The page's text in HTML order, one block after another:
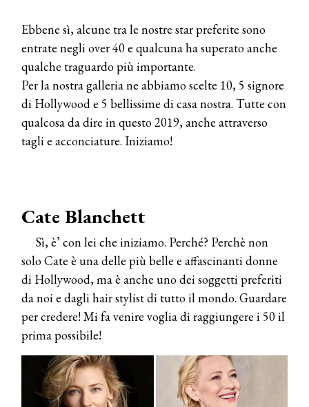
News
dalle
aziende
Ebbene sì, alcune tra le nostre star preferite sono
entrate negli over 40 e qualcuna ha superato anche
qualche traguardo più importante.
Per la nostra galleria ne abbiamo scelte 10, 5 signore
di Hollywood e 5 bellissime di casa nostra. Tutte con
qualcosa da dire in questo 2019, anche attraverso
tagli e acconciature. Iniziamo!
Cate Blanchett
Sì, è’ con lei che iniziamo. Perché? Perchè non
solo Cate è una delle più belle e affascinanti donne
di Hollywood, ma è anche uno dei soggetti preferiti
da noi e dagli hair stylist di tutto il mondo. Guardare
per credere! Mi fa venire voglia di raggiungere i 50 il
prima possibile!